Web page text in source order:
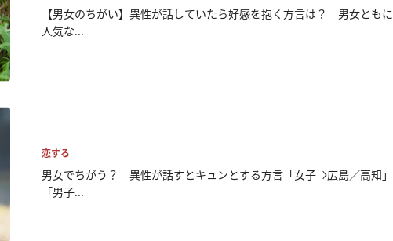
【男女のちがい】異性が話していたら好感を抱く方言は？ 男女ともに
人気な...
恋する
男女でちがう？ 異性が話すとキュンとする方言「女子⇒広島／高知」
「男子...